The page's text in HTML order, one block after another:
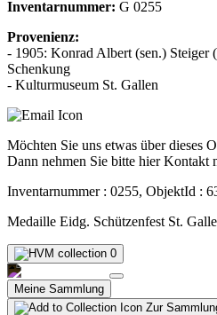
Inventarnummer: G 0255
Provenienz:
- 1905: Konrad Albert (sen.) Steiger
Schenkung
- Kulturmuseum St. Gallen
Möchten Sie uns etwas über dieses
Dann nehmen Sie bitte hier Kontakt
Inventarnummer : 0255, ObjektId :
Medaille Eidg. Schützenfest St.
0
Meine Sammlung
Zur